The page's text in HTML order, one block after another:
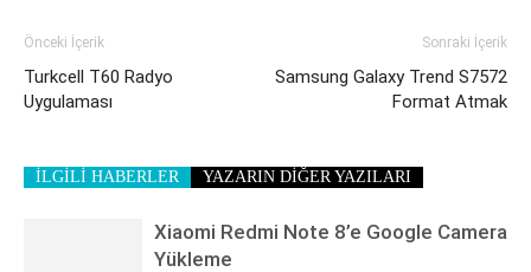
Önceki İçerik
Turkcell T60 Radyo
Uygulaması
Sonraki İçerik
Samsung Galaxy Trend S7572
Format Atmak
İLGİLİ HABERLER YAZARIN DİĞER YAZILARI
Xiaomi Redmi Note 8’e Google Camera
Yükleme